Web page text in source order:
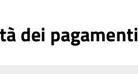
dei pagamenti